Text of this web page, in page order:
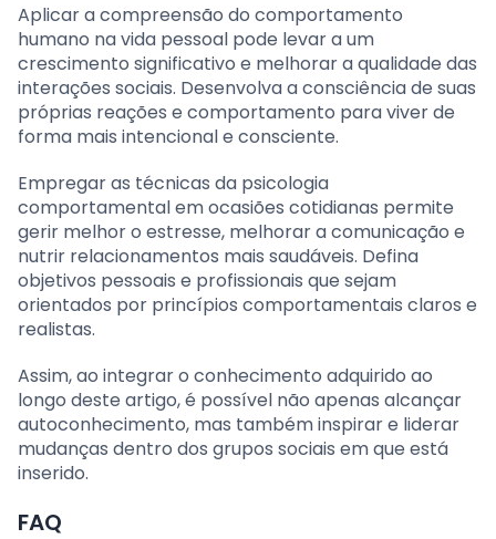
Aplicar a compreensão do comportamento
humano na vida pessoal pode levar a um
crescimento significativo e melhorar a qualidade das
interações sociais. Desenvolva a consciência de suas
próprias reações e comportamento para viver de
forma mais intencional e consciente.
Empregar as técnicas da psicologia
comportamental em ocasiões cotidianas permite
gerir melhor o estresse, melhorar a comunicação e
nutrir relacionamentos mais saudáveis. Defina
objetivos pessoais e profissionais que sejam
orientados por princípios comportamentais claros e
realistas.
Assim, ao integrar o conhecimento adquirido ao
longo deste artigo, é possível não apenas alcançar
autoconhecimento, mas também inspirar e liderar
mudanças dentro dos grupos sociais em que está
inserido.
FAQ